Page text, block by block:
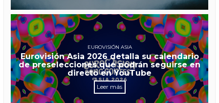
EUROVISIÓN ASIA
Eurovisión Asia 2026 detalla su calendario
de preselecciones que podrán seguirse en
directo en YouTube
Leer más